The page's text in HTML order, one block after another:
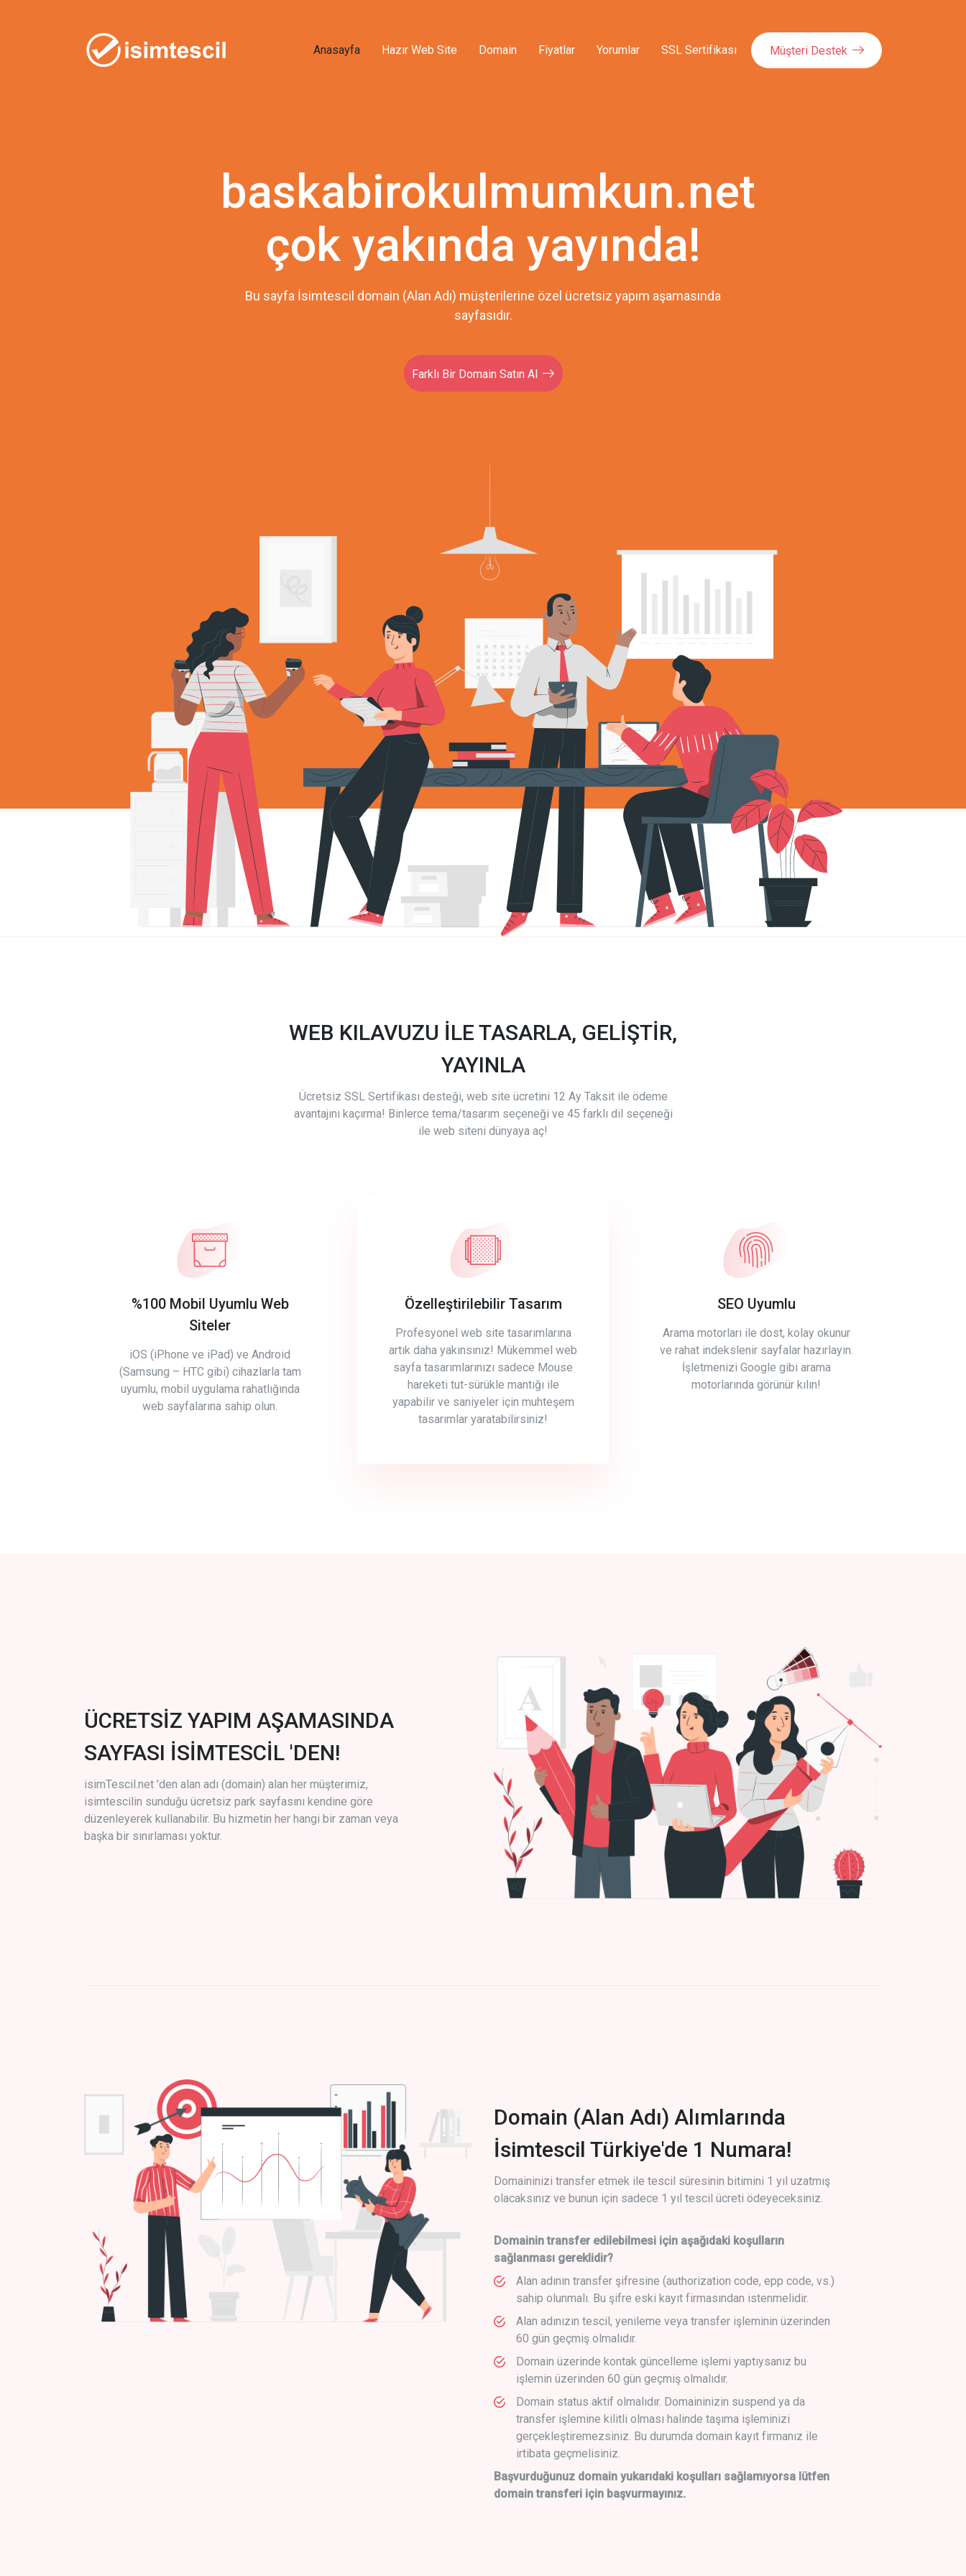
Anasayfa Hazır Web Site Domain Fiyatlar Yorumlar SSL Sertifikası Müşteri Destek
baskabirokulmumkun.net
çok yakında yayında!
Bu sayfa İsimtescil domain (Alan Adı) müşterilerine özel ücretsiz yapım aşamasında
sayfasıdır.
Farklı Bir Domain Satın Al
WEB KILAVUZU İLE TASARLA, GELİŞTİR,
YAYINLA
Ücretsiz SSL Sertifikası desteği, web site ücretini 12 Ay Taksit ile ödeme
avantajını kaçırma! Binlerce tema/tasarım seçeneği ve 45 farklı dil seçeneği
ile web siteni dünyaya aç!
%100 Mobil Uyumlu Web
Siteler
iOS (iPhone ve iPad) ve Android
(Samsung – HTC gibi) cihazlarla tam
uyumlu, mobil uygulama rahatlığında
web sayfalarına sahip olun.
Özelleştirilebilir Tasarım
Profesyonel web site tasarımlarına
artık daha yakınsınız! Mükemmel web
sayfa tasarımlarınızı sadece Mouse
hareketi tut-sürükle mantığı ile
yapabilir ve saniyeler için muhteşem
tasarımlar yaratabilirsiniz!
SEO Uyumlu
Arama motorları ile dost, kolay okunur
ve rahat indekslenir sayfalar hazırlayın.
İşletmenizi Google gibi arama
motorlarında görünür kılın!
ÜCRETSİZ YAPIM AŞAMASINDA
SAYFASI İSİMTESCİL 'DEN!
isimTescil.net 'den alan adı (domain) alan her müşterimiz,
isimtescilin sunduğu ücretsiz park sayfasını kendine göre
düzenleyerek kullanabilir. Bu hizmetin her hangi bir zaman veya
başka bir sınırlaması yoktur.
Domain (Alan Adı) Alımlarında
İsimtescil Türkiye'de 1 Numara!
Domaininizi transfer etmek ile tescil süresinin bitimini 1 yıl uzatmış
olacaksınız ve bunun için sadece 1 yıl tescil ücreti ödeyeceksiniz.
Domainin transfer edilebilmesi için aşağıdaki koşulların
sağlanması gereklidir?
Alan adının transfer şifresine (authorization code, epp code, vs.)
sahip olunmalı. Bu şifre eski kayıt firmasından istenmelidir.
Alan adınızın tescil, yenileme veya transfer işleminin üzerinden
60 gün geçmiş olmalıdır.
Domain üzerinde kontak güncelleme işlemi yaptıysanız bu
işlemin üzerinden 60 gün geçmiş olmalıdır.
Domain status aktif olmalıdır. Domaininizin suspend ya da
transfer işlemine kilitli olması halinde taşıma işleminizi
gerçekleştiremezsiniz. Bu durumda domain kayıt firmanız ile
irtibata geçmelisiniz.
Başvurduğunuz domain yukarıdaki koşulları sağlamıyorsa lütfen
domain transferi için başvurmayınız.